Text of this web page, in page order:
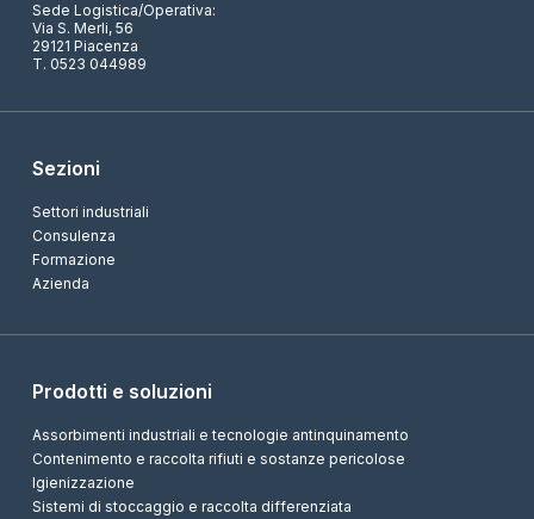
Sede Logistica/Operativa:
Via S. Merli, 56
29121 Piacenza
T. 0523 044989
Sezioni
Settori industriali
Consulenza
Formazione
Azienda
Prodotti e soluzioni
Assorbimenti industriali e tecnologie antinquinamento
Contenimento e raccolta rifiuti e sostanze pericolose
Igienizzazione
Sistemi di stoccaggio e raccolta differenziata